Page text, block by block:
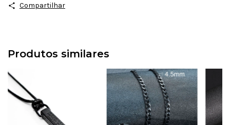
Compartilhar
Produtos similares